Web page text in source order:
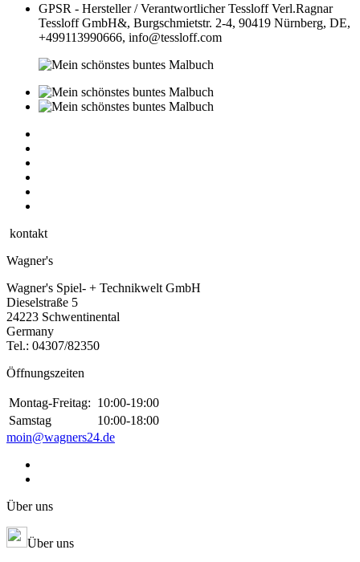
GPSR - Hersteller / Verantwortlicher Tessloff Verl.Ragnar
Tessloff GmbH&, Burgschmietstr. 2-4, 90419 Nürnberg, DE,
+499113990666, info@tessloff.com
kontakt
Wagner's
Wagner's Spiel- + Technikwelt GmbH
Dieselstraße 5
24223 Schwentinental
Germany
Tel.: 04307/82350
Öffnungszeiten
Montag-Freitag: 10:00-19:00
Samstag
10:00-18:00
moin@wagners24.de
Über uns
Über uns